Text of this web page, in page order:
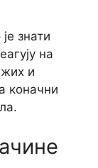
знати
на
и
коначни